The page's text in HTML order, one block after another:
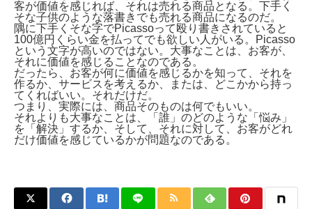
客が価値を感じれば、それは売れる商品となる。下手く
そな子供のような落書きでも売れる商品になるのだ。
隅に下手くそな字でPicassoって殴り書きされていると
100億円くらい金を払ってでも欲しい人がいる。Picasso
という文字が高いのではない。大事なことは、お客が、
それに価値を感じることなのである。
だったら、お客が何に価値を感じるかを知って、それを
作るか、サービスを考えるか、または、どこかから持っ
てくればいい。それだけだ。
つまり、実際には、商品そのものは何でもいい。
それよりも大事なことは、「誰」のどのような「悩み」
を「解決」するか、そして、それに対して、お客がどれ
だけ価値を感じているかが問題なのである。